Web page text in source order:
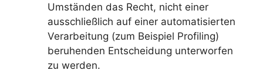
Umständen das Recht, nicht einer
ausschließlich auf einer automatisierten
Verarbeitung (zum Beispiel Profiling)
beruhenden Entscheidung unterworfen
zu werden.